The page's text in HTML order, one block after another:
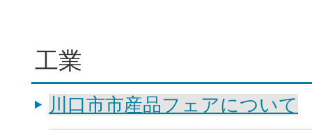
工業
川口市市産品フェアについて